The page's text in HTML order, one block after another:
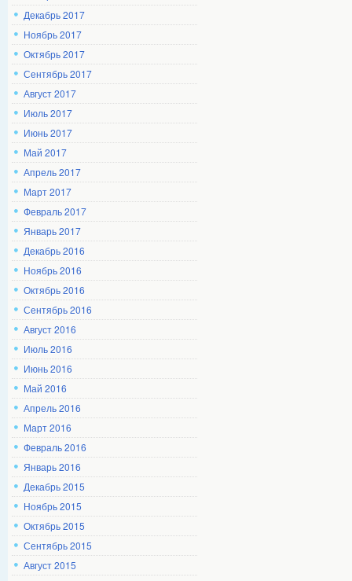
Декабрь 2017
Ноябрь 2017
Октябрь 2017
Сентябрь 2017
Август 2017
Июль 2017
Июнь 2017
Май 2017
Апрель 2017
Март 2017
Февраль 2017
Январь 2017
Декабрь 2016
Ноябрь 2016
Октябрь 2016
Сентябрь 2016
Август 2016
Июль 2016
Июнь 2016
Май 2016
Апрель 2016
Март 2016
Февраль 2016
Январь 2016
Декабрь 2015
Ноябрь 2015
Октябрь 2015
Сентябрь 2015
Август 2015